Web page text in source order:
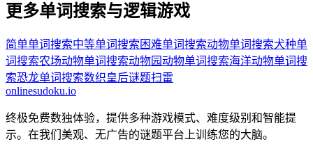
更多单词搜索与逻辑游戏
简单单词搜索中等单词搜索 困难单词搜索动物单词搜索犬种单
词搜索农场动物单词搜索动物园动物单词搜索海洋动物单词搜
索恐龙单词搜索数织皇后谜题扫雷
onlinesudoku.io
终极免费数独体验，提供多种游戏模式、难度级别和智能提
示。在我们美观、无广告的谜题平台上训练您的大脑。